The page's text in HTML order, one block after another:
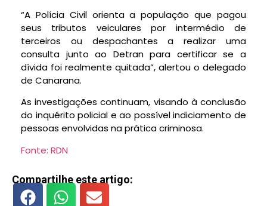
“A Polícia Civil orienta a população que pagou
seus tributos veiculares por intermédio de
terceiros ou despachantes a realizar uma
consulta junto ao Detran para certificar se a
dívida foi realmente quitada”, alertou o delegado
de Canarana.
As investigações continuam, visando à conclusão
do inquérito policial e ao possível indiciamento de
pessoas envolvidas na prática criminosa.
Fonte: RDN
Compartilhe este artigo: